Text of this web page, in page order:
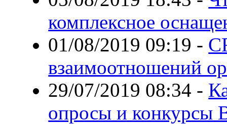
комплексное
01/08/2019 09:19 -
взаимоотношений
29/07/2019 08:34 -
опросы и конкурсы